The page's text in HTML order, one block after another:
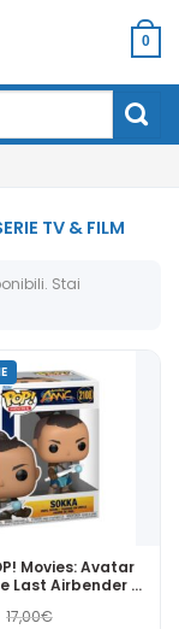
0
TV & FILM
Stai
Movies: Avatar
Last Airbender -
17,00€